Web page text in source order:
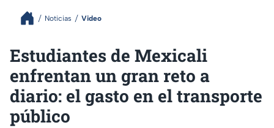
Noticias Video
Estudiantes de Mexicali
enfrentan un gran reto a
diario: el gasto en el transporte
público